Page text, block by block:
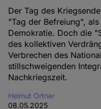
Der Tag des
"Tag der Befreiung",
Demokratie. Doch die
des kollektiven
Verbrechen des
stillschweigenden
Nachkriegszeit.
Helmut Ortner
08.05.2025